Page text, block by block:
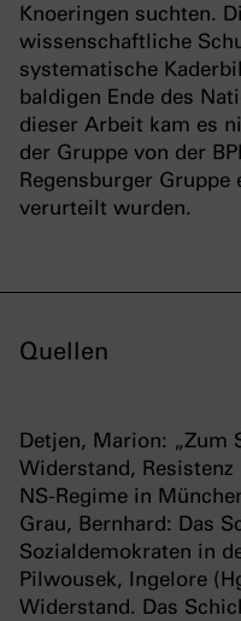
Knoeringen suchten.
wissenschaftliche
systematische
baldigen Ende des
dieser Arbeit kam es
der Gruppe von der
Regensburger
verurteilt wurden.
Quellen
Detjen, Marion: „Zum
Widerstand, Resistenz
NS-Regime in
Grau, Bernhard: Das
Sozialdemokraten in
Pilwousek, Ingelore
Widerstand. Das